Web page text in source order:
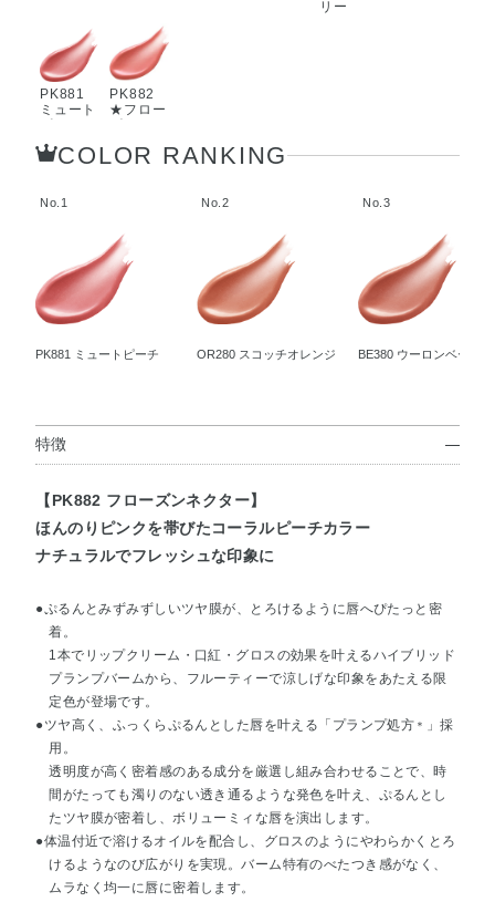
リー
PK881
ミュート
PK882
★フロー
COLOR RANKING
No.1
PK881 ミュートピーチ
No.2
OR280 スコッチオレンジ
No.3
BE380 ウーロンベージュ
特徴
【PK882 フローズンネクター】
ほんのりピンクを帯びたコーラルピーチカラー
ナチュラルでフレッシュな印象に
●ぷるんとみずみずしいツヤ膜が、とろけるように唇へぴたっと密
着。
1本でリップクリーム・口紅・グロスの効果を叶えるハイブリッド
プランプバームから、フルーティーで涼しげな印象をあたえる限
定色が登場です。
●ツヤ高く、ふっくらぷるんとした唇を叶える「プランプ処方 ＊
」採
用。
透明度が高く密着感のある成分を厳選し組み合わせることで、時
間がたっても濁りのない透き通るような発色を叶え、ぷるんとし
たツヤ膜が密着し、ボリューミィな唇を演出します。
●体温付近で溶けるオイルを配合し、グロスのようにやわらかくとろ
けるようなのび広がりを実現。バーム特有のべたつき感がなく、
ムラなく均一に唇に密着します。